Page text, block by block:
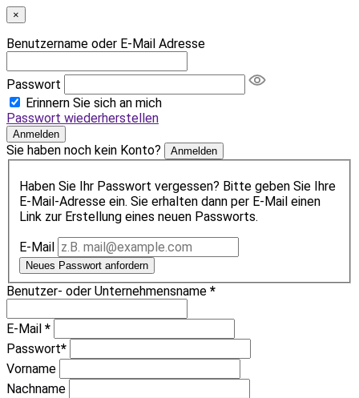
×
Benutzername oder E-Mail Adresse
Passwort
Erinnern Sie sich an mich
Passwort wiederherstellen
Anmelden
Sie haben noch kein Konto? Anmelden
Haben Sie Ihr Passwort vergessen? Bitte geben Sie Ihre
E-Mail-Adresse ein. Sie erhalten dann per E-Mail einen
Link zur Erstellung eines neuen Passworts.
E-Mail
Neues Passwort anfordern
Benutzer- oder Unternehmensname *
E-Mail *
Passwort*
Vorname
Nachname